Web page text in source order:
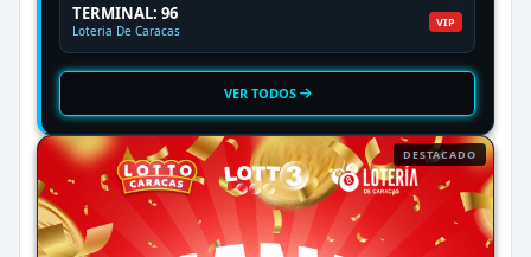
TERMINAL: 96
Loteria De Caracas
VIP
VER TODOS
DESTACADO